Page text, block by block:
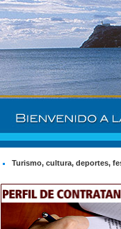
Turismo, cultura, deportes,